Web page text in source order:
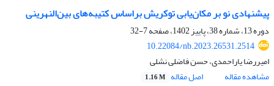
پیشنهادی نو بر مکان‌یابی توکریش براساس کتیبه‌های بین‌النهرینی
دوره 13، شماره 38، پاییز 1402، صفحه
7-32
10.22084/nb.2023.26531.2514
امیررضا یاراحمدی، حسن فاضلی نشلی
مشاهده مقاله
اصل مقاله 1.16 M